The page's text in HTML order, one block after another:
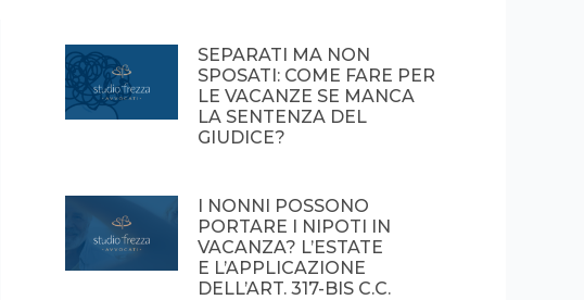
SEPARATI MA NON
SPOSATI: COME FARE PER
LE VACANZE SE MANCA
LA SENTENZA DEL
GIUDICE?
I NONNI POSSONO
PORTARE I NIPOTI IN
VACANZA? L’ESTATE
E L’APPLICAZIONE
DELL’ART. 317-BIS C.C.